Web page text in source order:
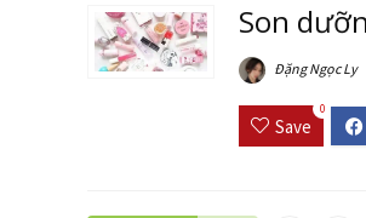
Son
Đặng Ngọc Ly
Save
0